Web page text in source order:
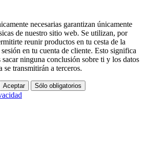
necesarias garantizan únicamente
de nuestro sitio web. Se utilizan, por
reunir productos en tu cesta de la
en tu cuenta de cliente. Esto significa
sacar ninguna conclusión sobre ti y los datos
se transmitirán a terceros.
Aceptar Sólo obligatorios